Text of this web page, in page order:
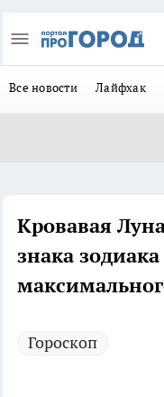
Все новости Лайфхак
Кровавая
знака
Гороскоп